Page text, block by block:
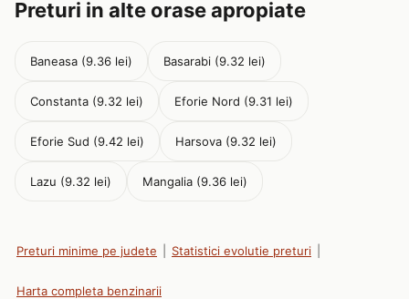
Preturi in alte orase apropiate
Baneasa (9.36 lei) Basarabi (9.32 lei)
Constanta (9.32 lei) Eforie Nord (9.31 lei)
Eforie Sud (9.42 lei) Harsova (9.32 lei)
Lazu (9.32 lei) Mangalia (9.36 lei)
Preturi minime pe judete Statistici evolutie preturi
Harta completa benzinarii